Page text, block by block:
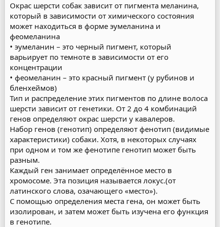
Окрас шерсти собак зависит от пигмента меланина,
который в зависимости от химического состояния
может находиться в форме эумеланина и
феомеланина
• эумеланин – это черный пигмент, который
варьирует по темноте в зависимости от его
концентрации
• феомеланин – это красный пигмент (у рубинов и
бленхеймов)
Тип и распределение этих пигментов по длине волоса
шерсти зависит от генетики. От 2 до 4 комбинаций
генов определяют окрас шерсти у кавалеров.
Набор генов (генотип) определяют фенотип (видимые
характеристики) собаки. Хотя, в некоторых случаях
при одном и том же фенотипе генотип может быть
разным.
Каждый ген занимает определённое место в
хромосоме. Эта позиция называется локус.(от
латинского слова, озачающего «место»).
С помощью определения места гена, он может быть
изолирован, и затем может быть изучена его функция
в генотипе.